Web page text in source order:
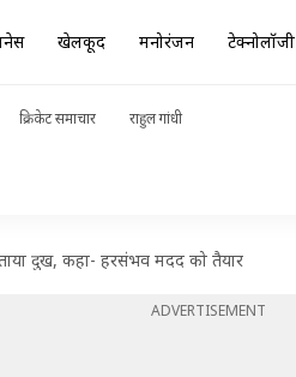
खेलकूद मनोरंजन टेक्नोलॉजी
क्रिकेट समाचार राहुल गांधी
दुख, कहा- हरसंभव मदद को तैयार
ADVERTISEMENT